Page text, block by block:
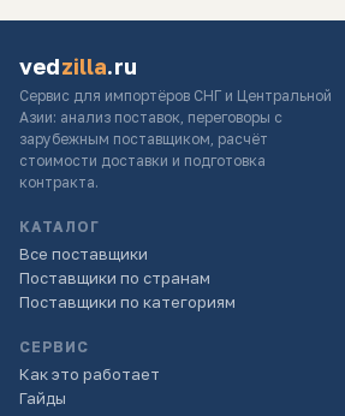
vedzilla.ru
Сервис для импортёров СНГ и Центральной
Азии: анализ поставок, переговоры с
зарубежным поставщиком, расчёт
стоимости доставки и подготовка
контракта.
КАТАЛОГ
Все поставщики
Поставщики по странам
Поставщики по категориям
СЕРВИС
Как это работает
Гайды